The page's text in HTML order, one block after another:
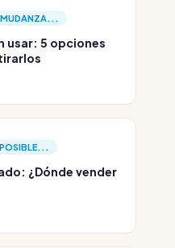
MUDANZA...
usar: 5 opciones
¿Dónde vender